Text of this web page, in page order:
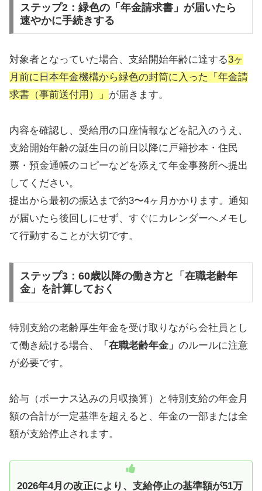
ステップ2：緑色の「年金請求書」が届いたら
速やかに手続きする
対象者となっていた場合、支給開始年齢に達する3ヶ
月前に日本年金機構から緑色の封筒に入った「年金請
求書（事前送付用）」 が届きます。
内容を確認し、受給用の口座情報などを記入のうえ、
支給開始年齢の誕生日の前日以降に戸籍抄本・住民
票・預金通帳のコピーなどを添えて年金事務所へ提出
してください。
提出から最初の振込まで約3〜4ヶ月かかります。通知
が届いたら後回しにせず、すぐにカレンダーへメモし
て行動することが大切です。
ステップ3：60歳以降の働き方と「在職老齢年
金」を計算しておく
特別支給の老齢厚生年金を受け取りながら会社員とし
て働き続ける場合、
「在職老齢年金」 のルールに注意
が必要です。
給与（ボーナス込みの月収換算）と特別支給の年金月
額の合計が一定基準を超えると、年金の一部または全
額が支給停止されます。
2026年4月の改正により、支給停止の基準額が51万